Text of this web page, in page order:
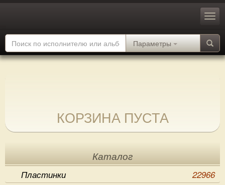
Параметры
КОРЗИНА ПУСТА
Каталог
Пластинки
22966